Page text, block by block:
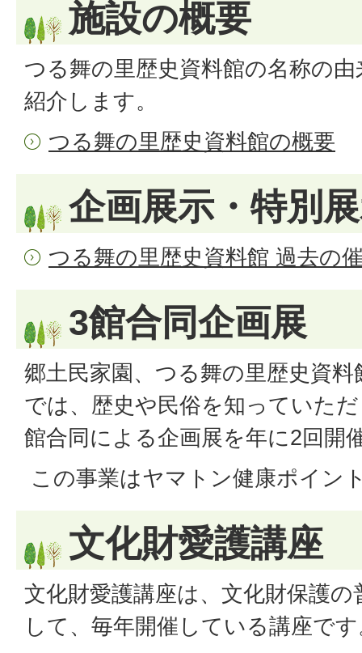
施設の概要
つる舞の里歴史資料館の名称の
紹介します。
つる舞の里歴史資料館の概要
企画展示・特別
つる舞の里歴史資料館 過去の
3館合同企画展
郷土民家園、つる舞の里歴史資
では、歴史や民俗を知っていた
館合同による企画展を年に2回開
この事業はヤマトン健康ポイン
文化財愛護講座
文化財愛護講座は、文化財保護
して、毎年開催している講座で